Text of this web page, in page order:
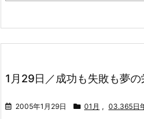
1月29日／成功も失敗も夢の
2005年1月29日 01月 , 03.365日